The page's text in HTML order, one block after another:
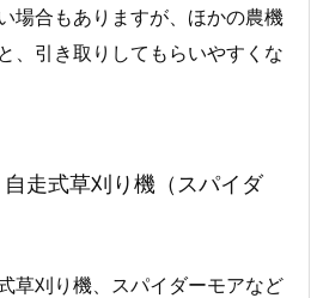
場合もありますが、ほかの農機
、引き取りしてもらいやすくな
走式草刈り機（スパイダ
草刈り機、スパイダーモアなど